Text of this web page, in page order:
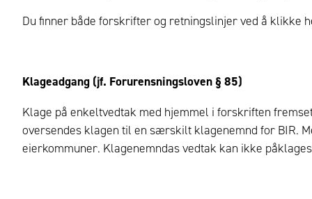
Du finner både forskrifter og retningslinjer ved å klikke
Klageadgang (jf. Forurensningsloven § 85)
Klage på enkeltvedtak med hjemmel i forskriften
oversendes klagen til en særskilt klagenemnd for BIR.
eierkommuner. Klagenemndas vedtak kan ikke